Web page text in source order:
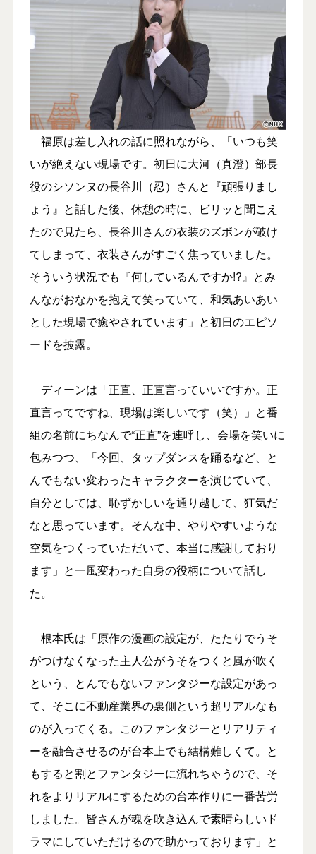
福原は差し入れの話に照れながら、「いつも笑
いが絶えない現場です。初日に大河（真澄）部長
役のシソンヌの長谷川（忍）さんと『頑張りまし
ょう』と話した後、休憩の時に、ビリッと聞こえ
たので見たら、長谷川さんの衣装のズボンが破け
てしまって、衣装さんがすごく焦っていました。
そういう状況でも『何しているんですか!?』とみ
んながおなかを抱えて笑っていて、和気あいあい
とした現場で癒やされています」と初日のエピソ
ードを披露。
ディーンは「正直、正直言っていいですか。正
直言ってですね、現場は楽しいです（笑）」と番
組の名前にちなんで“正直”を連呼し、会場を笑いに
包みつつ、「今回、タップダンスを踊るなど、と
んでもない変わったキャラクターを演じていて、
自分としては、恥ずかしいを通り越して、狂気だ
なと思っています。そんな中、やりやすいような
空気をつくっていただいて、本当に感謝しており
ます」と一風変わった自身の役柄について話し
た。
根本氏は「原作の漫画の設定が、たたりでうそ
がつけなくなった主人公がうそをつくと風が吹く
という、とんでもないファンタジーな設定があっ
て、そこに不動産業界の裏側という超リアルなも
のが入ってくる。このファンタジーとリアリティ
ーを融合させるのが台本上でも結構難しくて。と
もすると割とファンタジーに流れちゃうので、そ
れをよりリアルにするための台本作りに一番苦労
しました。皆さんが魂を吹き込んで素晴らしいド
ラマにしていただけるので助かっております」と